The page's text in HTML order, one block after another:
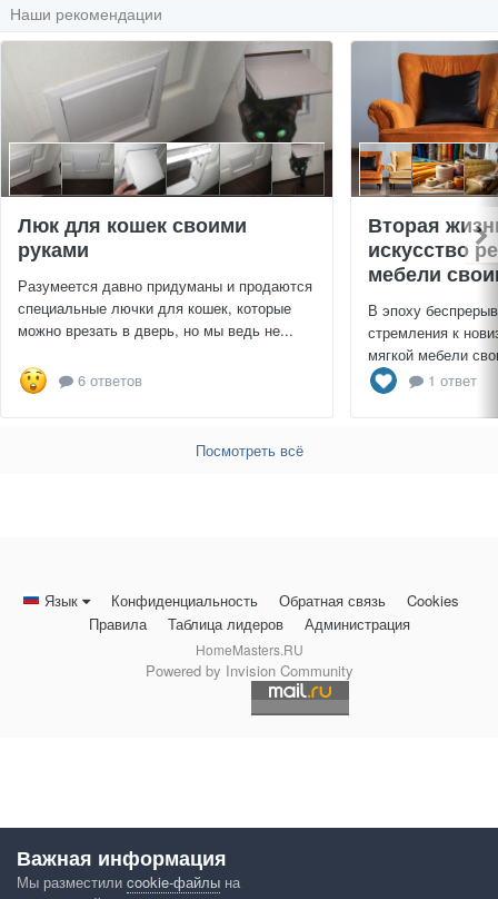
Наши рекомендации
Люк для кошек своими
руками
Разумеется давно придуманы и продаются
специальные лючки для кошек, которые
можно врезать в дверь, но мы ведь не...
6 ответов
Вторая
искусство
мебели
В эпоху
стремления к
мягкой мебели
1 ответ
Посмотреть всё
Язык Конфиденциальность Обратная связь
Cookies
Правила
Таблица лидеров Администрация
HomeMasters.RU
Powered by Invision Community
Важная информация
Мы разместили cookie-файлы на